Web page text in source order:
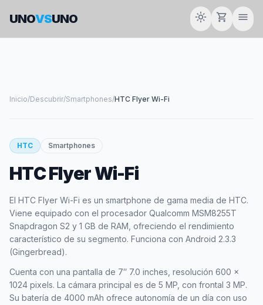
UNOVSUNO light_mode shopping_cart menu
Inicio/Descubrir/Smartphones/HTC Flyer Wi-Fi
smartphone
HTC
HTC Smartphones
HTC Flyer Wi-Fi
El HTC Flyer Wi-Fi es un smartphone de gama media de HTC.
Viene equipado con el procesador Qualcomm MSM8255T
Snapdragon S2 y 1 GB de RAM, ofreciendo el rendimiento
característico de su segmento. Funciona con Android 2.3.3
(Gingerbread).
Cuenta con una pantalla de 7″ 7.0 inches, resolución 600 x
1024 pixels. La cámara principal es de 5 MP, con frontal 3 MP.
Su batería de 4000 mAh ofrece autonomía de un día con uso